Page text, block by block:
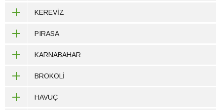
KEREVİZ
PIRASA
KARNABAHAR
BROKOLİ
HAVUÇ